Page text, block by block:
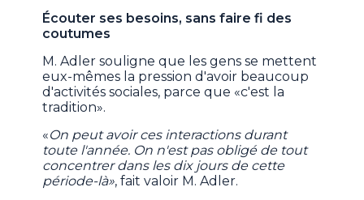
Écouter ses besoins, sans faire fi des
coutumes
M. Adler souligne que les gens se mettent
eux-mêmes la pression d'avoir beaucoup
d'activités sociales, parce que «c'est la
tradition».
«On peut avoir ces interactions durant
toute l'année. On n'est pas obligé de tout
concentrer dans les dix jours de cette
période-là», fait valoir M. Adler.